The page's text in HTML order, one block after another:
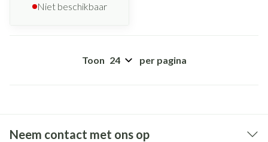
Niet beschikbaar
Toon per pagina
Neem contact met ons op